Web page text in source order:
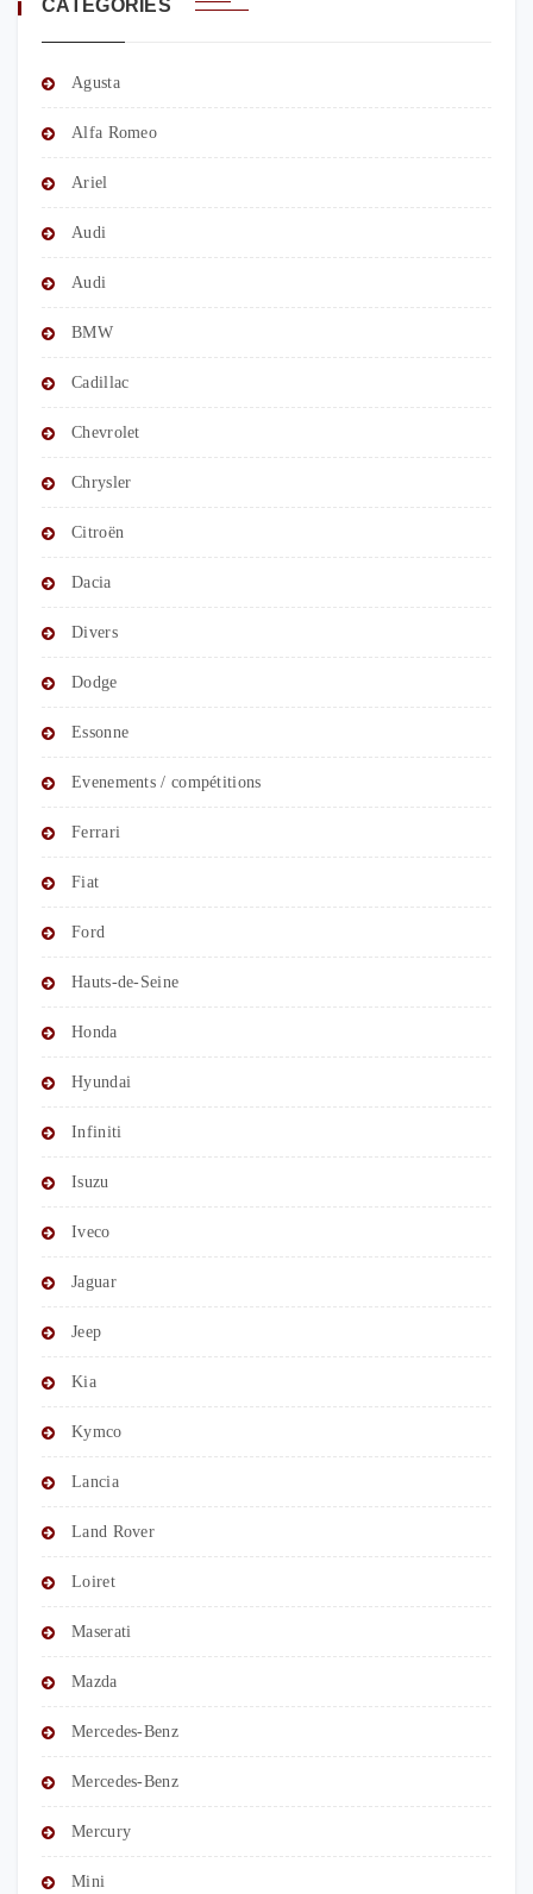
CATÉGORIES
Agusta
Alfa Romeo
Ariel
Audi
Audi
BMW
Cadillac
Chevrolet
Chrysler
Citroën
Dacia
Divers
Dodge
Essonne
Evenements / compétitions
Ferrari
Fiat
Ford
Hauts-de-Seine
Honda
Hyundai
Infiniti
Isuzu
Iveco
Jaguar
Jeep
Kia
Kymco
Lancia
Land Rover
Loiret
Maserati
Mazda
Mercedes-Benz
Mercedes-Benz
Mercury
Mini